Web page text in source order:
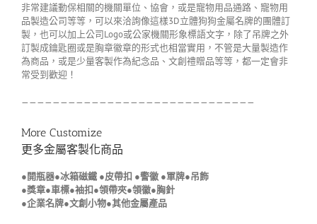
非常建議動保相關的機關單位、協會，或是寵物用品通路、寵物用
品製造公司等等，可以來洽詢像這樣3D立體狗狗金屬名牌的團體訂
製，也可以加上公司Logo或公家機關形象標語文字，除了吊牌之外
訂製成鑰匙圈或是胸章徽章的形式也相當實用，不管是大量製造作
為商品，或是少量客製作為紀念品、文創禮贈品等等，都一定會非
常受到歡迎！
——————————————————————————————
More Customize
更多金屬客製化商品
●開瓶器●冰箱磁鐵 ●皮帶扣 ●警徽 ●軍牌●吊飾
●獎章●車標●袖扣●領帶夾●領徽●胸針
●企業名牌●文創小物●其他金屬產品